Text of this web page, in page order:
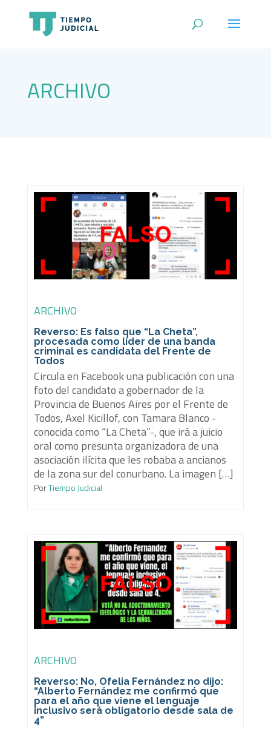
ARCHIVO
ARCHIVO
Reverso: Es falso que “La Cheta”,
procesada como líder de una banda
criminal es candidata del Frente de
Todos
Circula en Facebook una publicación con una
foto del candidato a gobernador de la
Provincia de Buenos Aires por el Frente de
Todos, Axel Kicillof, con Tamara Blanco -
conocida como “La Cheta”-, que irá a juicio
oral como presunta organizadora de una
asociación ilícita que les robaba a ancianos
de la zona sur del conurbano. La imagen […]
PorTiempo Judicial
ARCHIVO
Reverso: No, Ofelia Fernández no dijo:
“Alberto Fernández me confirmó que
para el año que viene el lenguaje
inclusivo será obligatorio desde sala de
4”